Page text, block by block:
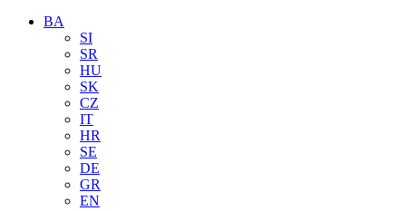
BA
SI
SR
HU
SK
CZ
IT
HR
SE
DE
GR
EN